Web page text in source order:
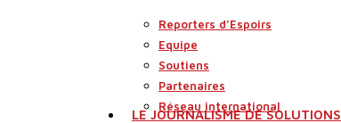
Reporters d’Espoirs
Equipe
Soutiens
Partenaires
Réseau international
LE JOURNALISME DE SOLUTIONS